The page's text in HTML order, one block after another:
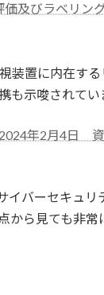
及びラベリン
装置に内在す
示唆されてい
年2月4日
イバーセキュリ
から見ても非常